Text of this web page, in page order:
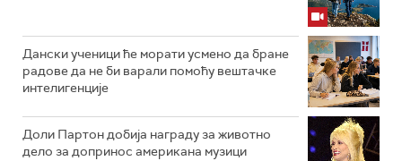
Дански ученици ће морати усмено да бране
радове да не би варали помоћу вештачке
интелигенције
Доли Партон добија награду за животно
дело за допринос американа музици